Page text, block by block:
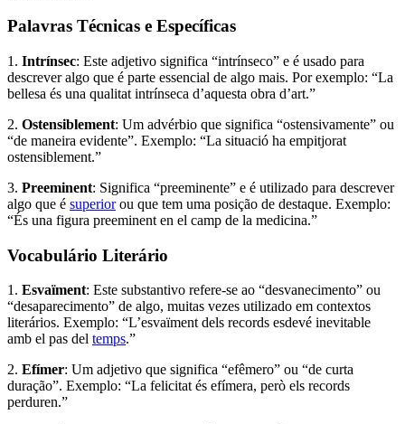
Palavras Técnicas e Específicas
1. Intrínsec: Este adjetivo significa “intrínseco” e é usado para
descrever algo que é parte essencial de algo mais. Por exemplo: “La
bellesa és una qualitat intrínseca d’aquesta obra d’art.”
2. Ostensiblement: Um advérbio que significa “ostensivamente” ou
“de maneira evidente”. Exemplo: “La situació ha empitjorat
ostensiblement.”
3. Preeminent: Significa “preeminente” e é utilizado para descrever
algo que é superiorou que tem uma posição de destaque. Exemplo:
“És una figura preeminent en el camp de la medicina.”
Vocabulário Literário
1. Esvaïment: Este substantivo refere-se ao “desvanecimento” ou
“desaparecimento” de algo, muitas vezes utilizado em contextos
literários. Exemplo: “L’esvaïment dels records esdevé inevitable
amb el pas del temps.”
2. Efímer: Um adjetivo que significa “efêmero” ou “de curta
duração”. Exemplo: “La felicitat és efímera, però els records
perduren.”